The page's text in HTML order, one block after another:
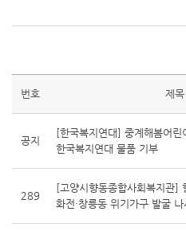
번호 제목
공지
[한국복지연대] 중계해봄어린
한국복지연대 물품 기부
289
[고양시향동종합사회복지관]
화전·창릉동 위기가구 발굴 나